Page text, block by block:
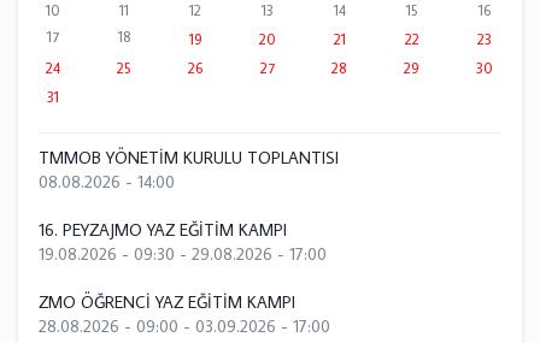
10
11 12 13 14 15
16
17
18 19 20 21 22
23
24
25 26 27 28 29
30
31
TMMOB YÖNETİM KURULU TOPLANTISI
08.08.2026 - 14:00
16. PEYZAJMO YAZ EĞİTİM KAMPI
19.08.2026 - 09:30 - 29.08.2026 - 17:00
ZMO ÖĞRENCİ YAZ EĞİTİM KAMPI
28.08.2026 - 09:00 - 03.09.2026 - 17:00